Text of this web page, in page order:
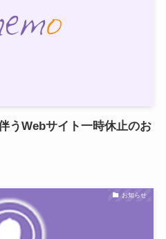
うWebサイト一時休止のお
お知らせ